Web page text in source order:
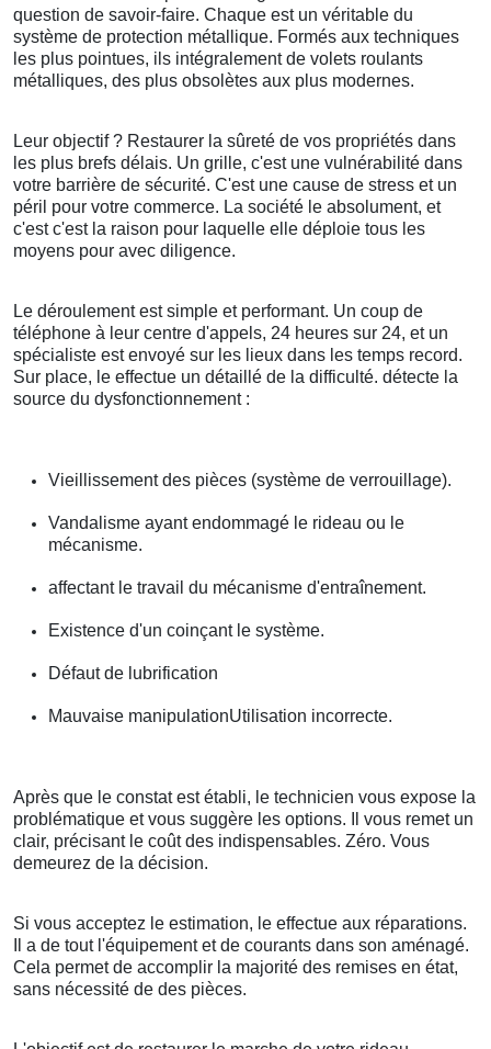
question de savoir-faire. Chaque est un véritable du
système de protection métallique. Formés aux techniques
les plus pointues, ils intégralement de volets roulants
métalliques, des plus obsolètes aux plus modernes.
Leur objectif ? Restaurer la sûreté de vos propriétés dans
les plus brefs délais. Un grille, c'est une vulnérabilité dans
votre barrière de sécurité. C'est une cause de stress et un
péril pour votre commerce. La société le absolument, et
c'est c'est la raison pour laquelle elle déploie tous les
moyens pour avec diligence.
Le déroulement est simple et performant. Un coup de
téléphone à leur centre d'appels, 24 heures sur 24, et un
spécialiste est envoyé sur les lieux dans les temps record.
Sur place, le effectue un détaillé de la difficulté. détecte la
source du dysfonctionnement :
Vieillissement des pièces (système de verrouillage).
Vandalisme ayant endommagé le rideau ou le
mécanisme.
affectant le travail du mécanisme d'entraînement.
Existence d'un coinçant le système.
Défaut de lubrification
Mauvaise manipulationUtilisation incorrecte.
Après que le constat est établi, le technicien vous expose la
problématique et vous suggère les options. Il vous remet un
clair, précisant le coût des indispensables. Zéro. Vous
demeurez de la décision.
Si vous acceptez le estimation, le effectue aux réparations.
Il a de tout l'équipement et de courants dans son aménagé.
Cela permet de accomplir la majorité des remises en état,
sans nécessité de des pièces.